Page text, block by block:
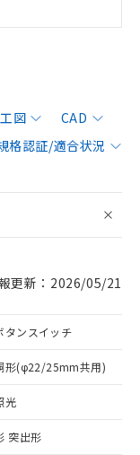
図
CAD
格認証/適合状況
更新：2026/05/21
タンスイッチ
形(φ22/25mm共用)
光
突出形